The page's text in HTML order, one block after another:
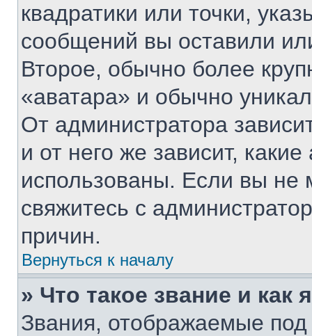
квадратики или точки,
сообщений вы оставили
Второе, обычно более
«аватара» и обычно
От администратора
и от него же зависит,
использованы. Если вы не
свяжитесь с
причин.
Вернуться к началу
» Что такое звание и как
Звания, отображаемые